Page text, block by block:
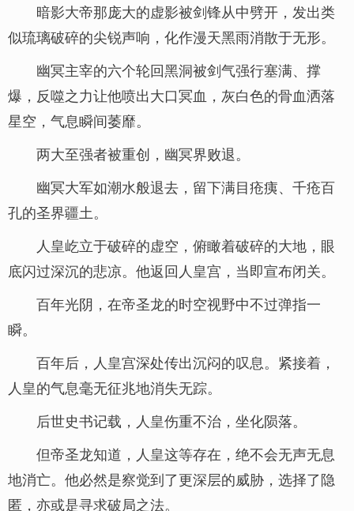
暗影大帝那庞大的虚影被剑锋从中劈开，发出类
似琉璃破碎的尖锐声响，化作漫天黑雨消散于无形。
幽冥主宰的六个轮回黑洞被剑气强行塞满、撑
爆，反噬之力让他喷出大口冥血，灰白色的骨血洒落
星空，气息瞬间萎靡。
两大至强者被重创，幽冥界败退。
幽冥大军如潮水般退去，留下满目疮痍、千疮百
孔的圣界疆土。
人皇屹立于破碎的虚空，俯瞰着破碎的大地，眼
底闪过深沉的悲凉。他返回人皇宫，当即宣布闭关。
百年光阴，在帝圣龙的时空视野中不过弹指一
瞬。
百年后，人皇宫深处传出沉闷的叹息。紧接着，
人皇的气息毫无征兆地消失无踪。
后世史书记载，人皇伤重不治，坐化陨落。
但帝圣龙知道，人皇这等存在，绝不会无声无息
地消亡。他必然是察觉到了更深层的威胁，选择了隐
匿，亦或是寻求破局之法。